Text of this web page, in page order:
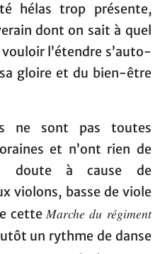
hélas trop présente,
dont on sait à quel
l’étendre s’auto-
gloire et du bien-être
ne sont pas toutes
et n’ont rien de
doute à cause de
violons, basse de viole
cetteMarche du régiment
un rythme de danse